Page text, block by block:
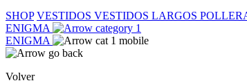
SHOP VESTIDOS VESTIDOS LARGOS
ENIGMA
ENIGMA
Volver